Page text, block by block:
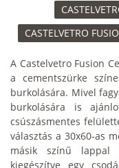
CASTELVETRO
A Castelvetro Fusion
a cementszürke
burkolására. Mivel
burkolására is
csúszásmentes
választás a 30x60-as
másik színű lappal
kiegészítve egy